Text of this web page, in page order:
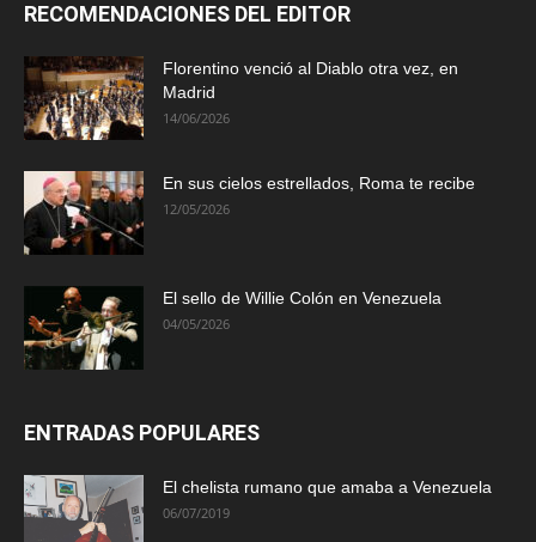
RECOMENDACIONES DEL EDITOR
Florentino venció al Diablo otra vez, en
Madrid
14/06/2026
En sus cielos estrellados, Roma te recibe
12/05/2026
El sello de Willie Colón en Venezuela
04/05/2026
ENTRADAS POPULARES
El chelista rumano que amaba a Venezuela
06/07/2019